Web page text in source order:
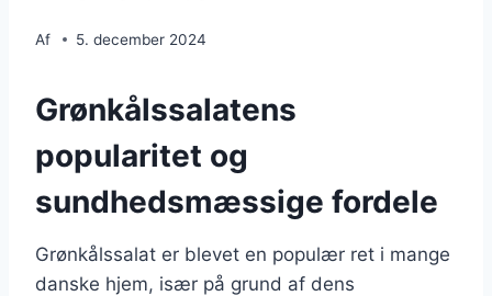
Af 5. december 2024
Grønkålssalatens
popularitet og
sundhedsmæssige fordele
Grønkålssalat er blevet en populær ret i mange
danske hjem, især på grund af dens